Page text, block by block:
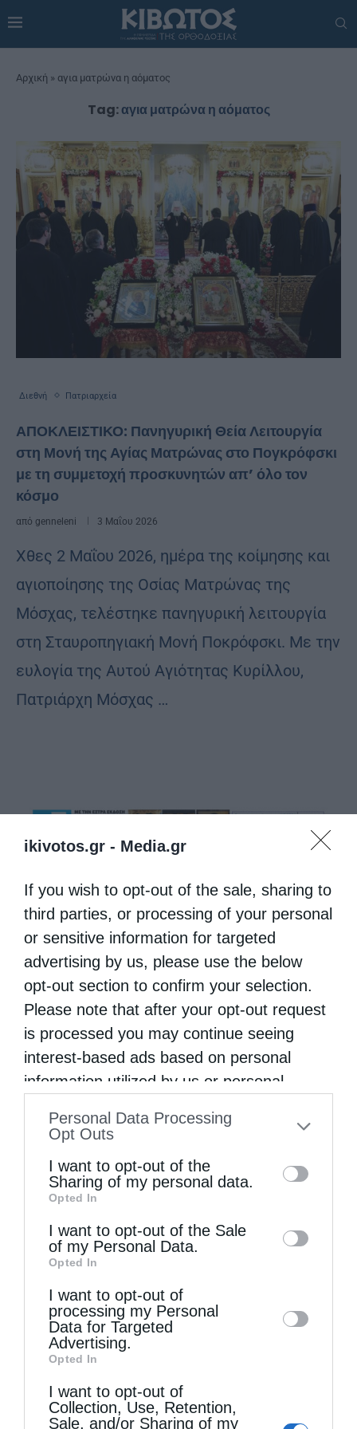
ikivotos.gr - Media.gr
If you wish to opt-out of the sale, sharing to
third parties, or processing of your personal
or sensitive information for targeted
advertising by us, please use the below
opt-out section to confirm your selection.
Please note that after your opt-out request
is processed you may continue seeing
interest-based ads based on personal
information utilized by us or personal
to your opt-out. You may separately opt-out
information by third parties on the IAB’s list
of downstream participants. This
information may also be disclosed by us to
third parties on theIAB’s List of
Downstream Participants
disclose it to other third parties.
Personal Data Processing
Opt Outs
I want to opt-out of the
Sharing of my personal data.
Opted In
I want to opt-out of the Sale
of my Personal Data.
Opted In
I want to opt-out of
processing my Personal
Data for Targeted
Advertising.
Opted In
I want to opt-out of
Collection, Use, Retention,
Sale, and/or Sharing of my
Αρχική » αγια ματρώνα η αόματος
Tag:αγια ματρώνα η αόματος
Διεθνή Πατριαρχεία
ΑΠΟΚΛΕΙΣΤΙΚΟ: Πανηγυρική Θεία Λειτουργία
στη Μονή της Αγίας Ματρώνας στο Πογκρόφσκι
με τη συμμετοχή προσκυνητών απ’ όλο τον
κόσμο
από genneleni 3 Μαΐου 2026
Χθες 2 Μαΐου 2026, ημέρα της κοίμησης και
αγιοποίησης της Οσίας Ματρώνας της
Μόσχας, τελέστηκε πανηγυρική λειτουργία
στη Σταυροπηγιακή Μονή Ποκρόφσκι. Με την
ευλογία της Αυτού Αγιότητας Κυρίλλου,
Πατριάρχη Μόσχας …
Τελευταία άρθρα
Η LEROY MERLIN στηρίζει τον Ελληνικό Ερυθρό
Σταυρό με δωρεά επιχειρησιακού εξοπλισμού για
την αντιμετώπιση των καταστροφικών